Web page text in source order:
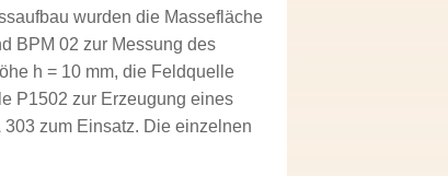
wurden die Massefläche
BPM 02 zur Messung des
h = 10 mm, die Feldquelle
P1502 zur Erzeugung eines
zum Einsatz. Die einzelnen